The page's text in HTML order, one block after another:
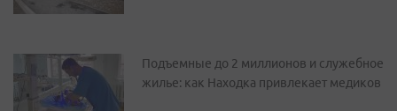
Подъемные до 2 миллионов и служебное
жилье: как Находка привлекает медиков